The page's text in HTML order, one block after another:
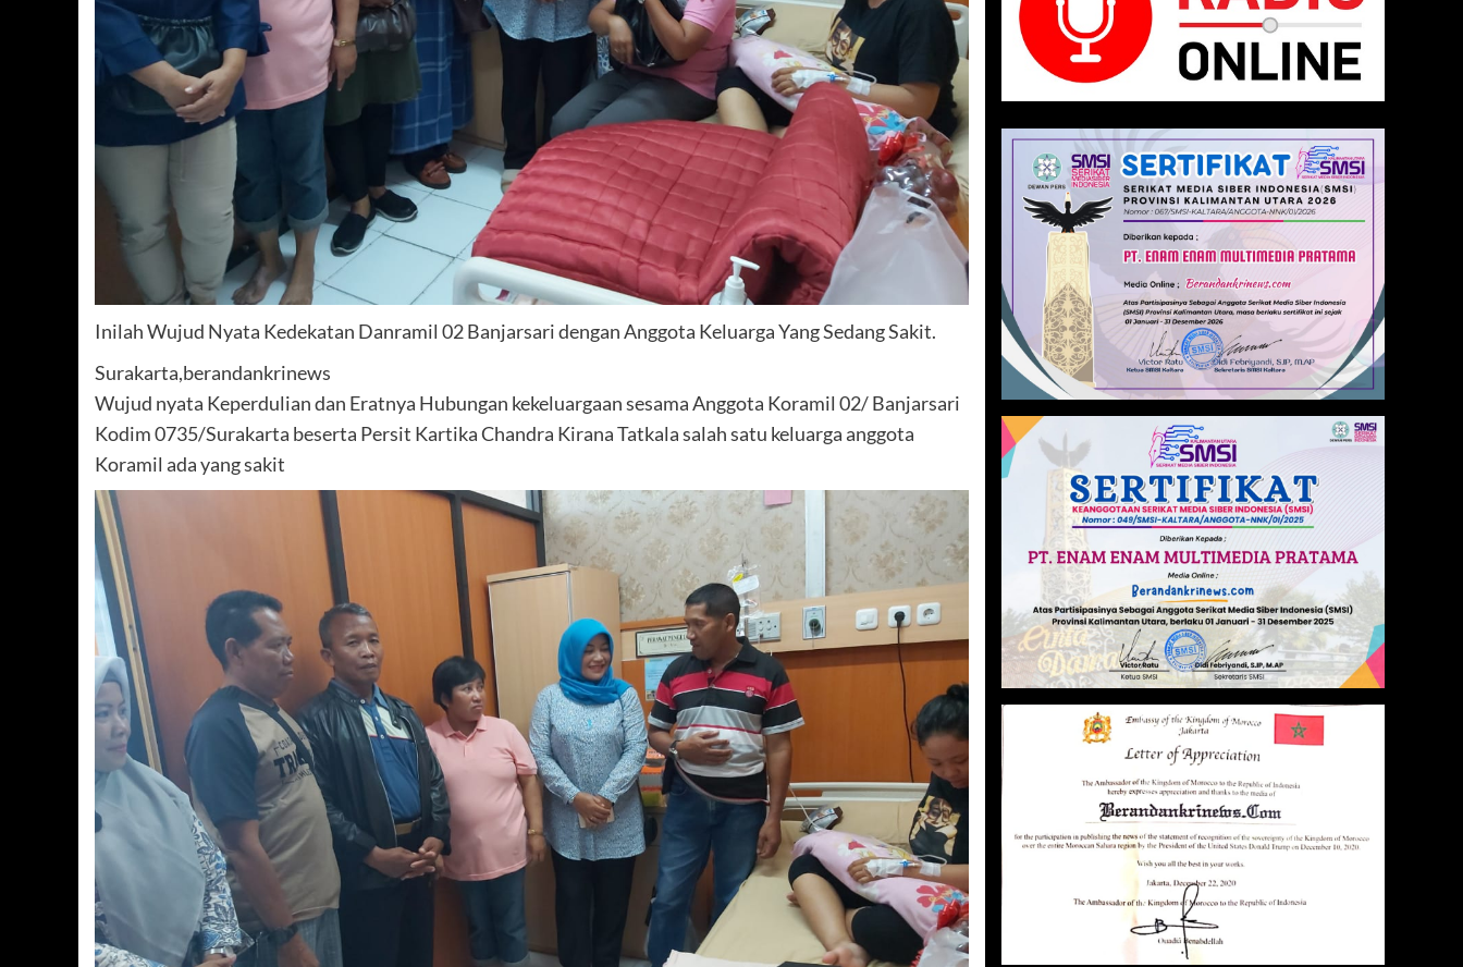
Inilah Wujud Nyata Kedekatan Danramil 02 Banjarsari dengan Anggota Keluarga Yang Sedang Sakit.
Surakarta,berandankrinews
Wujud nyata Keperdulian dan Eratnya Hubungan kekeluargaan sesama Anggota Koramil 02/ Banjarsari
Kodim 0735/Surakarta beserta Persit Kartika Chandra Kirana Tatkala salah satu keluarga anggota
Koramil ada yang sakit